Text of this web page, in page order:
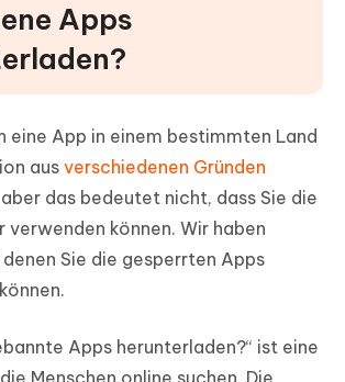
Apps
eine App in einem bestimmten Land
aus verschiedenen Gründen
aber das bedeutet nicht, dass Sie die
verwenden können. Wir haben
Sie die gesperrten Apps
Apps herunterladen?“ ist eine